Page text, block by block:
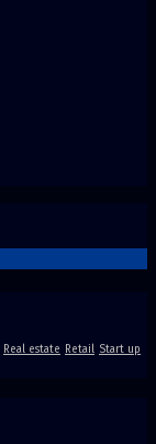
Real estate Retail Start up